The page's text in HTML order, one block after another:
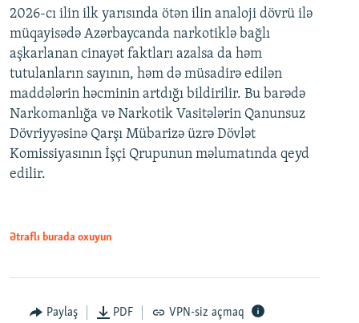
2026-cı ilin ilk yarısında ötən ilin analoji dövrü ilə
müqayisədə Azərbaycanda narkotiklə bağlı
aşkarlanan cinayət faktları azalsa da həm
tutulanların sayının, həm də müsadirə edilən
maddələrin həcminin artdığı bildirilir. Bu barədə
Narkomanlığa və Narkotik Vasitələrin Qanunsuz
Dövriyyəsinə Qarşı Mübarizə üzrə Dövlət
Komissiyasının İşçi Qrupunun məlumatında qeyd
edilir.
Ətraflı burada oxuyun
Paylaş PDF VPN-siz açmaq